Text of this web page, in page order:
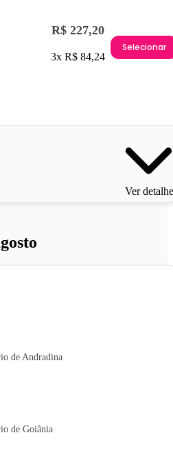
R$ 227,20
3x R$ 84,24
Selecionar
Ver
de Andradina
de Goiânia